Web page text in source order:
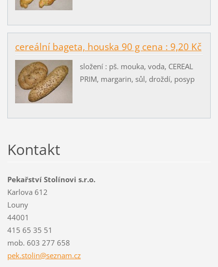
cereální bageta, houska 90 g cena : 9,20 Kč
složení : pš. mouka, voda, CEREAL
PRIM, margarin, sůl, droždí, posyp
Kontakt
Pekařství Stolínovi s.r.o.
Karlova 612
Louny
44001
415 65 35 51
mob. 603 277 658
pek.stolin@seznam.cz